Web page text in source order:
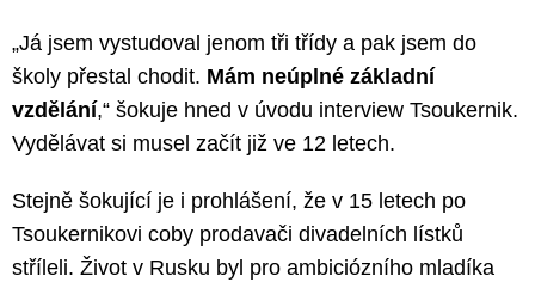
„Já jsem vystudoval jenom tři třídy a pak jsem do
školy přestal chodit. Mám neúplné základní
vzdělání,“ šokuje hned v úvodu interview Tsoukernik.
Vydělávat si musel začít již ve 12 letech.
Stejně šokující je i prohlášení, že v 15 letech po
Tsoukernikovi coby prodavači divadelních lístků
stříleli. Život v Rusku byl pro ambiciózního mladíka